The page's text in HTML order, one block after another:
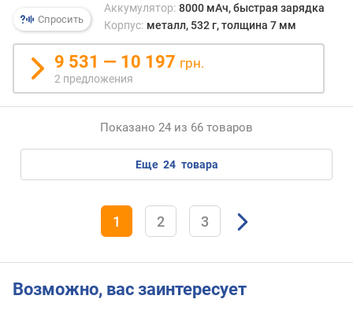
я
с
и
с
т
е
о
л
н
я
Спросить
Аккумулятор: 8000 мАч, быстрая зарядка
Корпус: металл, 532 г, толщина 7 мм
9 531 — 10 197 грн.
2 предложения
Показано 24 из 66 товаров
еще 24 товара
1 2 3
Возможно, вас заинтересует